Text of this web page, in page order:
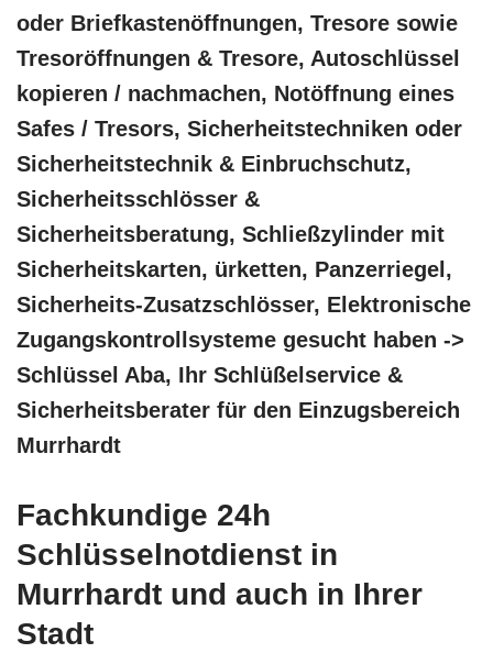
oder Briefkastenöffnungen, Tresore sowie
Tresoröffnungen & Tresore, Autoschlüssel
kopieren / nachmachen, Notöffnung eines
Safes / Tresors, Sicherheitstechniken oder
Sicherheitstechnik & Einbruchschutz,
Sicherheitsschlösser &
Sicherheitsberatung, Schließzylinder mit
Sicherheitskarten, ürketten, Panzerriegel,
Sicherheits-Zusatzschlösser, Elektronische
Zugangskontrollsysteme gesucht haben ->
Schlüssel Aba, Ihr Schlüßelservice &
Sicherheitsberater für den Einzugsbereich
Murrhardt
Fachkundige 24h
Schlüsselnotdienst in
Murrhardt und auch in Ihrer
Stadt